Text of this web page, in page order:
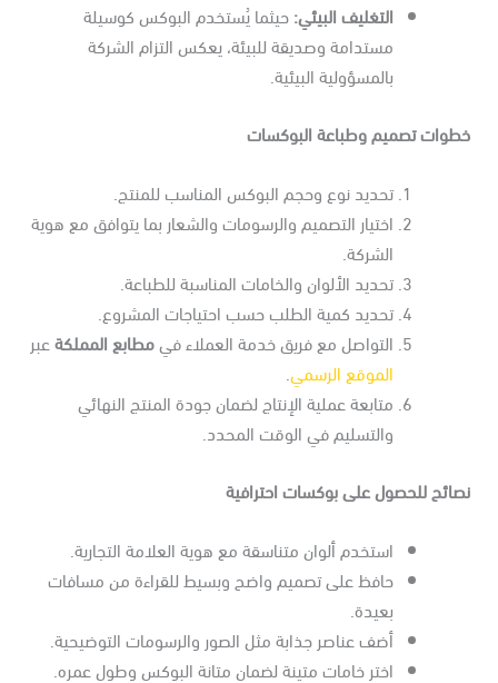
التغليف البيئي:حيثما يُستخدم البوكس كوسيلة
مستدامة وصديقة للبيئة، يعكس التزام الشركة
بالمسؤولية البيئية.
تصميم وطباعة البوكسات
تحديد نوع وحجم البوكس المناسب للمنتج.
اختيار التصميم والرسومات والشعار بما يتوافق مع هوية
الشركة.
تحديد الألوان والخامات المناسبة للطباعة.
تحديد كمية الطلب حسب احتياجات المشروع.
التواصل مع فريق خدمة العملاء فيمطابع المملكةعبر
الموقع الرسمي.
متابعة عملية الإنتاج لضمان جودة المنتج النهائي
والتسليم في الوقت المحدد.
للحصول على بوكسات احترافية
استخدم ألوان متناسقة مع هوية العلامة التجارية.
حافظ على تصميم واضح وبسيط للقراءة من مسافات
بعيدة.
أضف عناصر جذابة مثل الصور والرسومات التوضيحية.
اختر خامات متينة لضمان متانة البوكس وطول عمره.